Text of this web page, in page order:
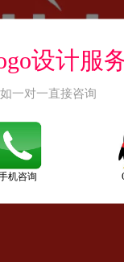
设计服
一对一直接咨询
机咨询